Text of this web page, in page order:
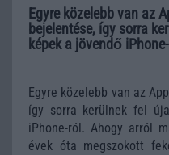
Egyre közelebb van az
bejelentése, így sorra
képek a jövendő
Egyre közelebb van az
így sorra kerülnek fel
iPhone-ról. Ahogy arról
évek óta megszokott